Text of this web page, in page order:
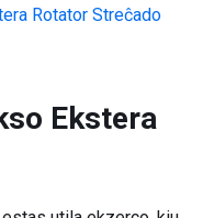
Rotator Streĉado
Ekstera